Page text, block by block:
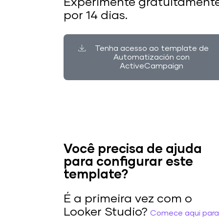
Experimente
por 14 dias.
Tenha acesso ao template de
Automatización con
ActiveCampaign
Você precisa de ajuda
para configurar este
template?
É a primeira vez com o
Looker Studio? Comece aqui para